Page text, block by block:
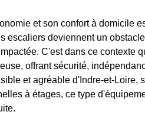
et son confort à domicile
escaliers deviennent un
C'est dans ce contexte
offrant sécurité,
et agréable d'Indre-et-Loire,
à étages, ce type